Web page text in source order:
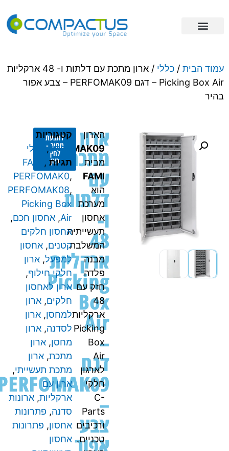
עמוד הבית/ כללי
/ ארון מתכת עם דלתות ו- 48 ארקליות
Picking Box Air – דגם PERFOMAK09 – צבע אפור
בהיר
ארון
מתכת
עם
דלתות
ו-
48
ארקליות
Picking
Box
Air
–
דגם
PERFOMAK09
–
צבע
אפור
הארון
PERFOMAK09
מבית
FAMI
הוא
מערכת
אחסון
תעשייתית
המשלבת
מבנה
פלדה
חזק עם
48
ארקליות
Picking
Box
Air
לארגון
חלקי
C-
Parts
ורכיבים
טכניים.
להצעת
מחיר -
לחץ
כאן
קטגוריות
אחסון,כללי
תגיות FAMI ,
PERFOMAK0
PERFOMAK08
Picking Box
Air
, אחסון חכם,
אחסון חלקים
קטנים, אחסון
למפעל, ארון
חלקי חילוף,
ארון לאחסון
חלקים, ארון
למחסן, ארון
לסדנה, ארון
מחסן, ארון
מתכת, ארון
מתכת תעשייתי,
ארון עם
ארקליות, ארונות
סדנה, פתרונות
אחסון, פתרונות
אחסון